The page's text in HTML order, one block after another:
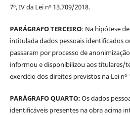
7º, IV da Lei nº 13.709/2018.
PARÁGRAFO TERCEIRO: Na hipótese
intitulada dados pessoais identificados
passaram por processo de
informou e disponibilizou aos titulares/
exercício dos direitos previstos na Lei nº
PARÁGRAFO QUARTO:Os dados
identificáveis presentes na obra acima